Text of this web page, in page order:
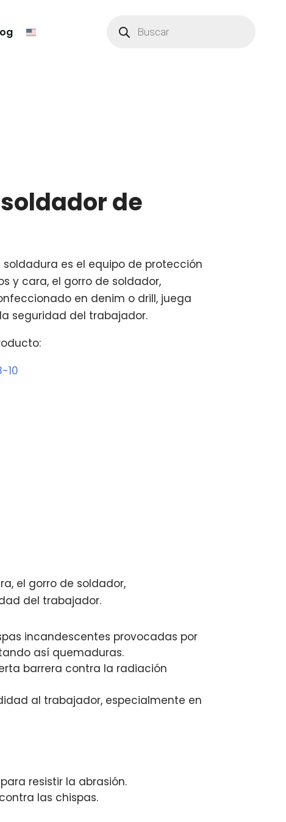
de
productos
de
es el equipo de protección
y cara, el gorro de soldador,
en denim o drill, juega
seguridad del trabajador.
10
el gorro de soldador,
del trabajador.
incandescentes provocadas por
así quemaduras.
barrera contra la radiación
al trabajador, especialmente en
resistir la abrasión.
las chispas.